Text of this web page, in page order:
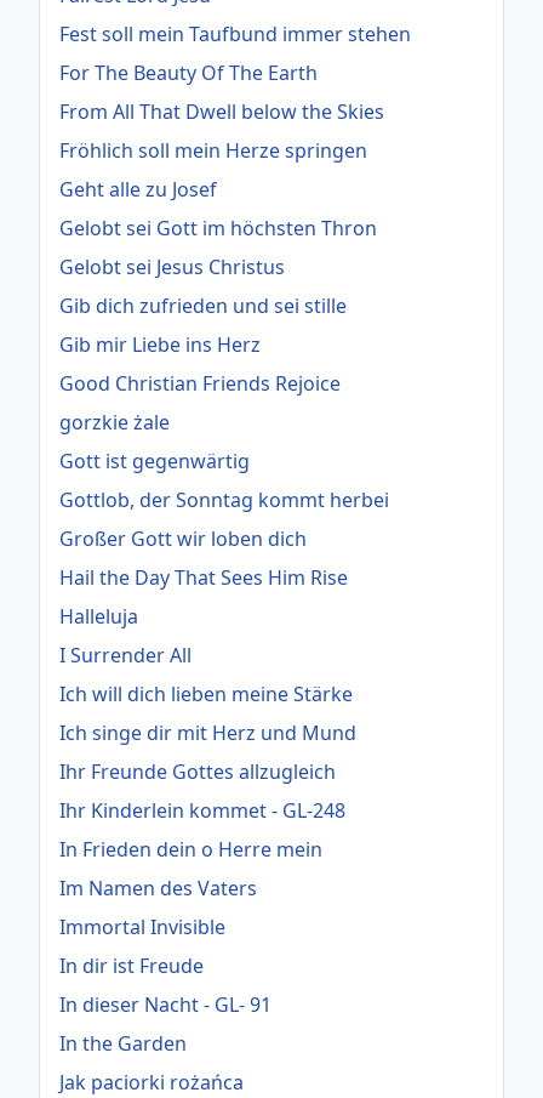
Fest soll mein Taufbund immer stehen
For The Beauty Of The Earth
From All That Dwell below the Skies
Fröhlich soll mein Herze springen
Geht alle zu Josef
Gelobt sei Gott im höchsten Thron
Gelobt sei Jesus Christus
Gib dich zufrieden und sei stille
Gib mir Liebe ins Herz
Good Christian Friends Rejoice
gorzkie żale
Gott ist gegenwärtig
Gottlob, der Sonntag kommt herbei
Großer Gott wir loben dich
Hail the Day That Sees Him Rise
Halleluja
I Surrender All
Ich will dich lieben meine Stärke
Ich singe dir mit Herz und Mund
Ihr Freunde Gottes allzugleich
Ihr Kinderlein kommet - GL-248
In Frieden dein o Herre mein
Im Namen des Vaters
Immortal Invisible
In dir ist Freude
In dieser Nacht - GL- 91
In the Garden
Jak paciorki rożańca